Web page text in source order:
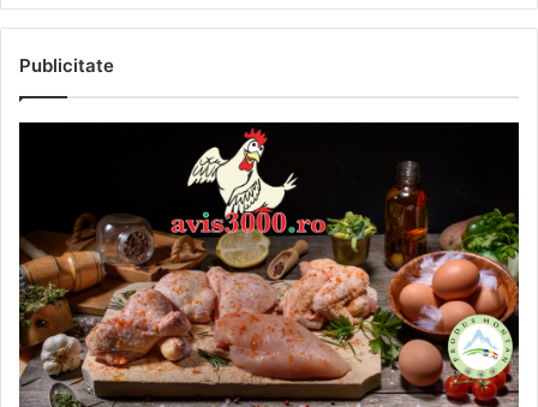
Publicitate